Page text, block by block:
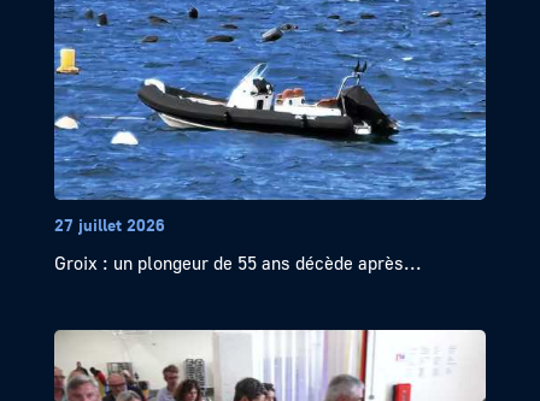
27 juillet 2026
Groix : un plongeur de 55 ans décède après...